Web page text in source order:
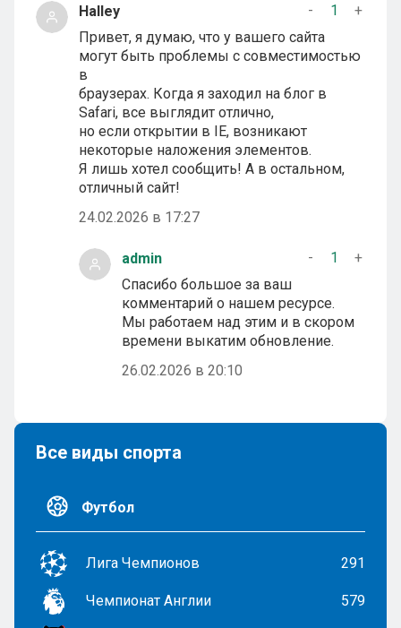
Halley - 1
+
Привет, я думаю, что у вашего сайта
могут быть проблемы с совместимостью
в
браузерах. Когда я заходил на блог в
Safari, все выглядит отлично,
но если открытии в IE, возникают
некоторые наложения элементов.
Я лишь хотел сообщить! А в остальном,
отличный сайт!
24.02.2026 в 17:27
admin - 1
+
Спасибо большое за ваш
комментарий о нашем ресурсе.
Мы работаем над этим и в скором
времени выкатим обновление.
26.02.2026 в 20:10
Все виды спорта
Футбол
Лига Чемпионов 291
Чемпионат Англии 579